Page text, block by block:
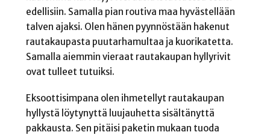
edellisiin. Samalla pian routiva maa hyvästellään
talven ajaksi. Olen hänen pyynnöstään hakenut
rautakaupasta puutarhamultaa ja kuorikatetta.
Samalla aiemmin vieraat rautakaupan hyllyrivit
ovat tulleet tutuiksi.
Eksoottisimpana olen ihmetellyt rautakaupan
hyllystä löytynyttä luujauhetta sisältänyttä
pakkausta. Sen pitäisi paketin mukaan tuoda